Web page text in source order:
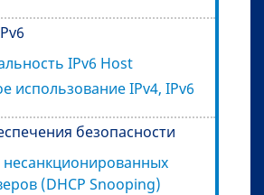
IPv6 Host
использование IPv4, IPv6
безопасности
(DHCP Snooping)